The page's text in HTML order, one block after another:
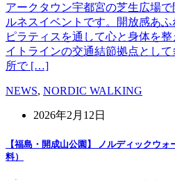
アークタウン宇都宮の芝生広場
ルネスイベントです。開放感あ
ピラティスを通して心と身体を
イトラインの交通結節拠点とし
所で […]
NEWS, NORDIC WALKING
2026年2月12日
【福島・開成山公園】 ノルディックウ
料）